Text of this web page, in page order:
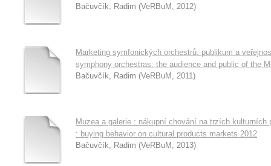
Bačuvčík, Radim (VeRBuM , 2012)
Marketing symfonických orchestrů: publikum a
symphony orchestras: the audience and public of the
Bačuvčík, Radim (VeRBuM , 2011)
Muzea a galerie : nákupní chování na trzích kulturních
: buying behavior on cultural products markets 2012
Bačuvčík, Radim (VeRBuM , 2013)